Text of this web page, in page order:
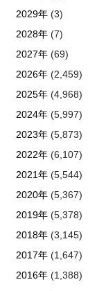
2029年(3)
2028年(7)
2027年(69)
2026年(2,459)
2025年(4,968)
2024年(5,997)
2023年(5,873)
2022年(6,107)
2021年(5,544)
2020年(5,367)
2019年(5,378)
2018年(3,145)
2017年(1,647)
2016年(1,388)